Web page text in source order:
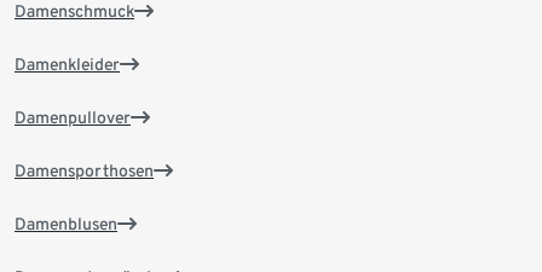
Damenschmuck
Damenkleider
Damenpullover
Damensporthosen
Damenblusen